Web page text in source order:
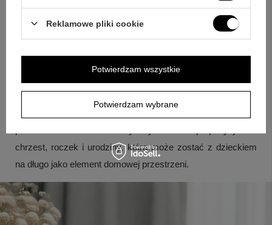
wersję z indywidualną dedykacją.
chrzest, roczek i urodziny, która może zostać z dzieckiem
na długo jako element domowej przestrzeni.
Reklamowe pliki cookie
Potwierdzam wybrane
Potwierdzam wszystkie